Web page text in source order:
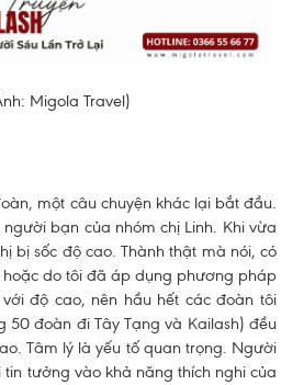
Migola Travel)
một câu chuyện khác lại bắt đầu.
bạn của nhóm chị Linh. Khi vừa
bị sốc độ cao. Thành thật mà nói, có
hoặc do tôi đã áp dụng phương pháp
độ cao, nên hầu hết các đoàn tôi
50 đoàn đi Tây Tạng và Kailash) đều
Tâm lý là yếu tố quan trọng. Người
tưởng vào khả năng thích nghi của